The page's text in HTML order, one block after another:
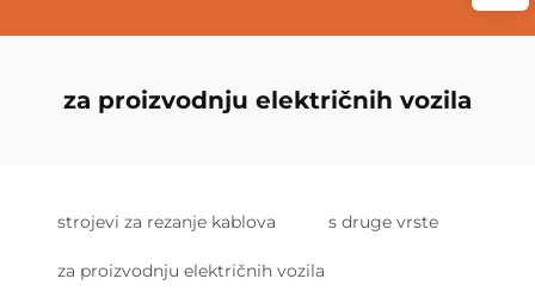
za proizvodnju električnih vozila
strojevi za rezanje kablova s druge vrste
za proizvodnju električnih vozila